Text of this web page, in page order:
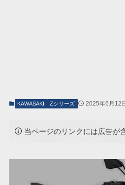
KAWASAKI Zシリーズ 2025年6月12
当ページのリンクには広告が